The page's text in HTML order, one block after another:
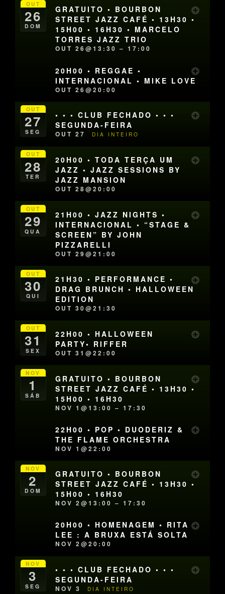
OUT
26
DOM
GRATUITO • BOURBON
STREET JAZZ CAFÉ • 13H30 •
15H00 • 16H30 • MARCELO
TORRES JAZZ TRIO
OUT 26@13:30 – 17:00
20H00 • REGGAE •
INTERNACIONAL • MIKE LOVE
OUT 26@20:00
OUT
27
SEG
• • • CLUB FECHADO • • •
SEGUNDA-FEIRA
OUT 27 DIA INTEIRO
OUT
28
TER
20H00 • TODA TERÇA UM
JAZZ • JAZZ SESSIONS BY
JAZZ MANSION
OUT 28@20:00
OUT
29
QUA
21H00 • JAZZ NIGHTS •
INTERNACIONAL • “STAGE &
SCREEN” BY JOHN
PIZZARELLI
OUT 29@21:00
OUT
30
QUI
21H30 • PERFORMANCE •
DRAG BRUNCH • HALLOWEEN
EDITION
OUT 30@21:30
OUT
31
SEX
22H00 • HALLOWEEN
PARTY• RIFFER
OUT 31@22:00
NOV
1
SÁB
GRATUITO • BOURBON
STREET JAZZ CAFÉ • 13H30 •
15H00 • 16H30
NOV 1@13:00 – 17:30
22H00 • POP • DUODERIZ &
THE FLAME ORCHESTRA
NOV 1@22:00
NOV
2
DOM
GRATUITO • BOURBON
STREET JAZZ CAFÉ • 13H30 •
15H00 • 16H30
NOV 2@13:00 – 17:30
20H00 • HOMENAGEM • RITA
LEE : A BRUXA ESTÁ SOLTA
NOV 2@20:00
NOV
3
SEG
• • • CLUB FECHADO • • •
SEGUNDA-FEIRA
NOV 3 DIA INTEIRO